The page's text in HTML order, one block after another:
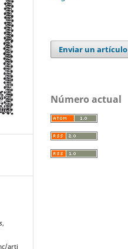
,
arti
Enviar un artículo
Número actual